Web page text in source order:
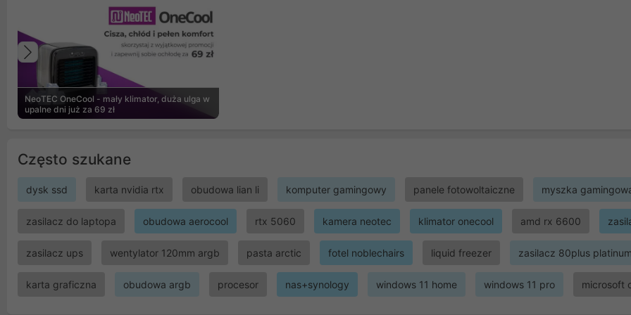
NeoTEC OneCool - mały klimator, duża ulga w
upalne dni już za 69 zł
Poprzedni
Często szukane
dysk ssd karta nvidia rtx obudowa lian li komputer gamingowy panele fotowoltaiczne myszka
zasilacz do laptopa obudowa aerocool rtx 5060 kamera neotec klimator onecool amd rx 6600
zasilacz ups wentylator 120mm argb pasta arctic fotel noblechairs liquid freezer zasilacz 80plus platinum
karta graficzna obudowa argb procesor nas+synology windows 11 home windows 11 pro microsoft